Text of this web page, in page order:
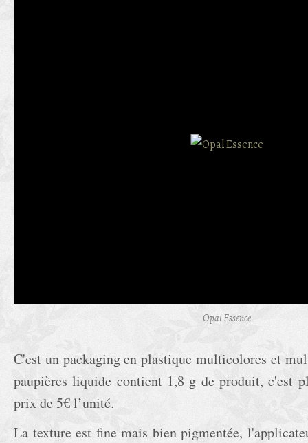
Opal Essence
C'est un packaging en plastique multicolores et
paupières liquide contient 1,8 g de produit, c'est
prix de 5€ l’unité.
La texture est fine mais bien pigmentée,